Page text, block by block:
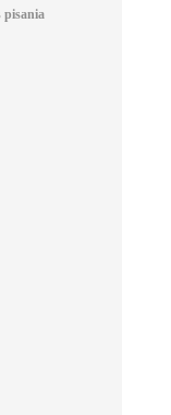
pisania